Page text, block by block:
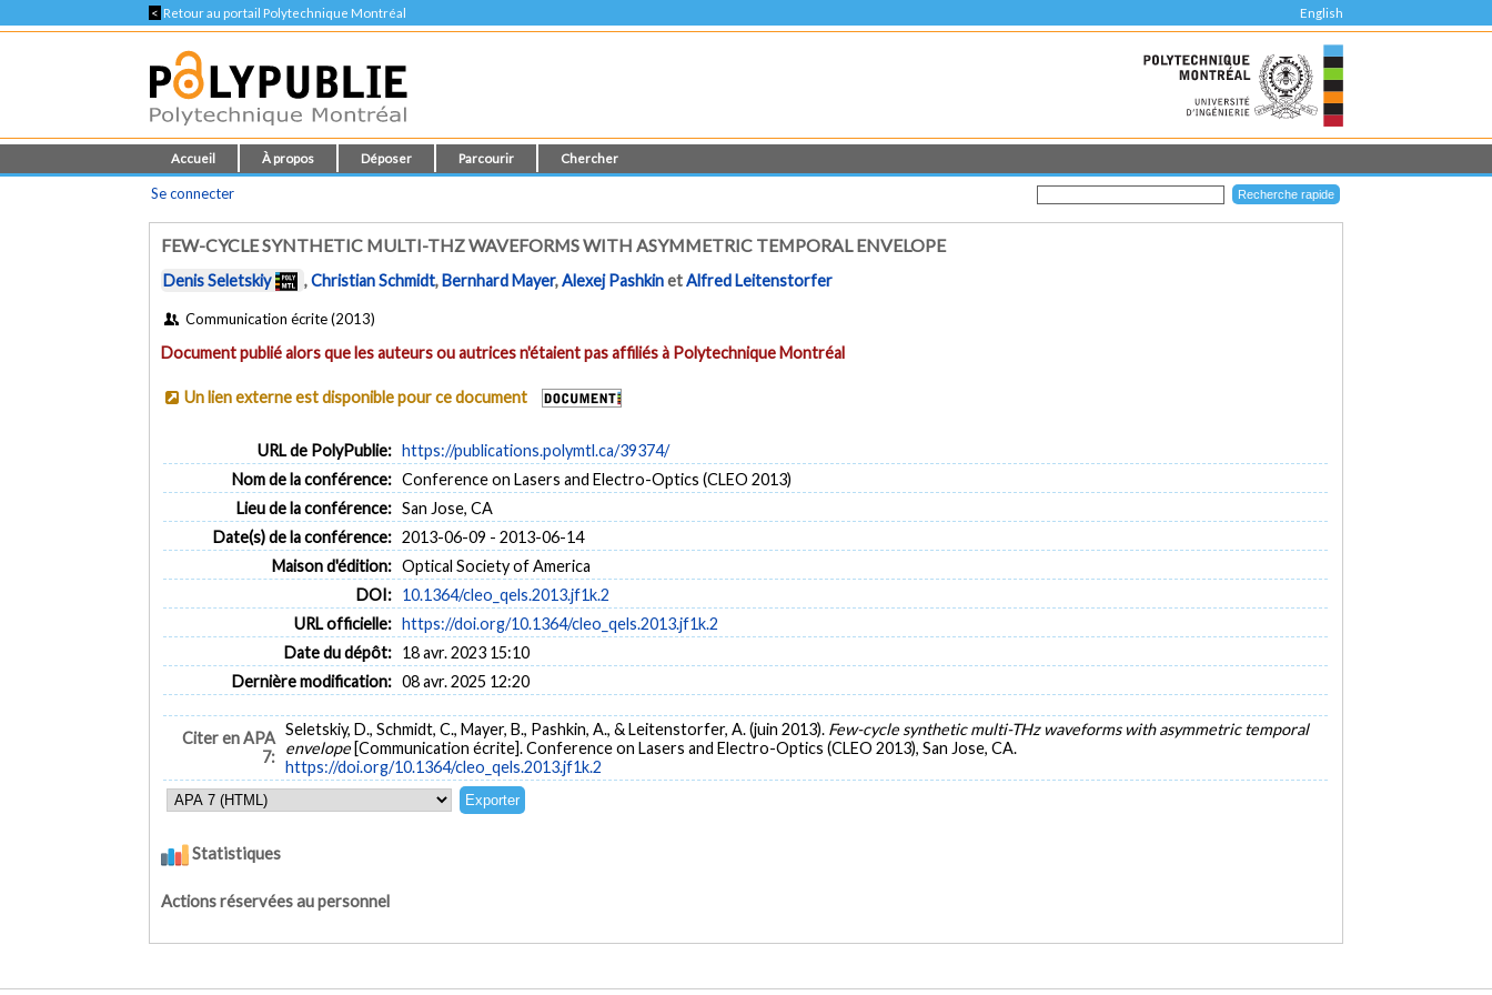
< Retour au portail Polytechnique Montréal English
Accueil À propos Déposer Parcourir Chercher
Se connecter
FEW-CYCLE SYNTHETIC MULTI-THZ WAVEFORMS WITH ASYMMETRIC TEMPORAL ENVELOPE
Denis Seletskiy ,Christian Schmidt,Bernhard Mayer,Alexej PashkinetAlfred Leitenstorfer
Communication écrite (2013)
Document publié alors que les auteurs ou autrices n'étaient pas affiliés à Polytechnique Montréal
Un lien externe est disponible pour ce document
URL de PolyPublie: https://publications.polymtl.ca/39374/
Nom de la conférence: Conference on Lasers and Electro-Optics (CLEO 2013)
Lieu de la conférence: San Jose, CA
Date(s) de la conférence: 2013-06-09 - 2013-06-14
Maison d'édition: Optical Society of America
DOI: 10.1364/cleo_qels.2013.jf1k.2
URL officielle: https://doi.org/10.1364/cleo_qels.2013.jf1k.2
Date du dépôt: 18 avr. 2023 15:10
Dernière modification: 08 avr. 2025 12:20
Citer en APA
7:
Seletskiy, D., Schmidt, C., Mayer, B., Pashkin, A., & Leitenstorfer, A. (juin 2013). Few-cycle synthetic multi-THz waveforms with asymmetric temporal
envelope [Communication écrite]. Conference on Lasers and Electro-Optics (CLEO 2013), San Jose, CA.
https://doi.org/10.1364/cleo_qels.2013.jf1k.2
Statistiques
Actions réservées au personnel